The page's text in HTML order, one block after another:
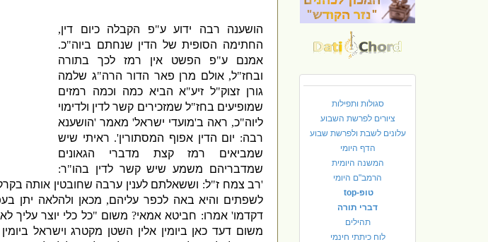
סגולות ותפילות
ציורים לפרשת השבוע
עלונים לשבת ולפרשת שבוע
הדף היומי
המשנה היומית
הרמב"ם היומי
טופ-top
דברי תורה
תהילים
לוח כיתתי חינמי
הושענה רבה ידוע ע"פ הקבלה כיום דין,
החתימה הסופית של הדין שנחתם ביוה"כ.
אמנם ע"פ הפשט אין רמז לכך בתורה
ובחז"ל,אולם מרן פאר הדור הרה"ג שלמה
גורן זצוק"ל זיע"א הביא כמה וכמה רמזים
שמופיעים בחז"ל שמזכירים קשר לדין ולדימוי
ליוה"כ, ראה ב'מועדי ישראל' מאמר 'הושענא
רבה: יום הדין אפוף המסתורין'. ראיתי שיש
שמביאים רמז קצת מדברי הגאונים
שמדבריהם משמע שיש קשר לדין בהו"ר:
'רב צמח ז"ל: וששאלתם לענין ערבה שחובטין אותה
לשפתים והיא באה לכפר עליהם, מכאן ולהלאה יתן
דקדמו'אמרו: חביטא אמאי? משום "כל כלי יוצר עליך
משום דעד כאן ביומין אלין השטן מקטרג וישראל